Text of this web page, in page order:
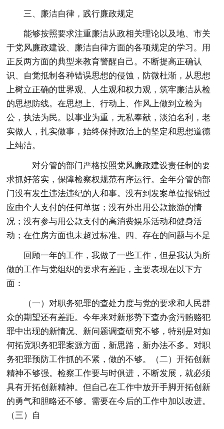
三、廉洁自律，践行廉政规定
能够按照要求注重廉洁从政相关理论以及地、市关
于党风廉政建设、廉洁自律方面的各项规定的学习。用
正反两方面的典型来教育警醒自己。不断提高正确认
识、自觉抵制各种错误思想的侵蚀，防微杜渐，从思想
上树立正确的世界观、人生观和权力观，筑牢廉洁从检
的思想防线。在思想上、行动上、作风上做到立检为
公，执法为民。以事业为重，无私奉献，淡泊名利，老
实做人，扎实做事，始终保持政治上的坚定和思想道德
上纯洁。
对分管的部门严格按照党风廉政建设责任制的要
求抓好落实，保障检察权规范有序运行。全年分管的部
门没有发生违法违纪的人和事。没有到发案单位报销过
应由个人支付的任何单据；没有外出用公款旅游的情
况；没有参与用公款支付的高消费娱乐活动和健身活
动；在住房方面也未超过标准。四、存在的问题与不足
回顾一年的工作，我做了一些工作，但是我认为所
做的工作与党组织的要求有差距，主要表现在以下方
面：
（一）对职务犯罪的查处力度与党的要求和人民群
众的期望还有差距。今年来对新形势下查办贪污贿赂犯
罪中出现的新情况、新问题调查研究不够，特别是对如
何拓宽职务犯罪案源方面，新思路，新办法不多。对职
务犯罪预防工作抓的不紧，做的不够。（二）开拓创新
精神不够强。检察工作要与时俱进，不断发展，就必须
具有开拓创新精神。但自己在工作中放开手脚开拓创新
的勇气和胆略还不够。需要在今后的工作中加以改进。
（三）自